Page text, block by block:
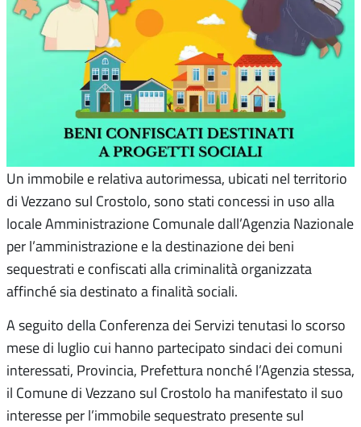
Un immobile e relativa autorimessa, ubicati nel territorio
di Vezzano sul Crostolo, sono stati concessi in uso alla
locale Amministrazione Comunale dall’Agenzia Nazionale
per l’amministrazione e la destinazione dei beni
sequestrati e confiscati alla criminalità organizzata
affinché sia destinato a finalità sociali.
A seguito della Conferenza dei Servizi tenutasi lo scorso
mese di luglio cui hanno partecipato sindaci dei comuni
interessati, Provincia, Prefettura nonché l’Agenzia stessa,
il Comune di Vezzano sul Crostolo ha manifestato il suo
interesse per l’immobile sequestrato presente sul